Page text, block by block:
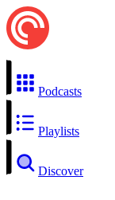
Podcasts
Playlists
Discover